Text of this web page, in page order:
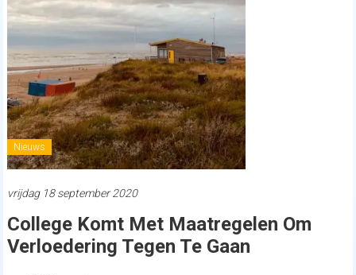
Nieuws
vrijdag 18 september 2020
College Komt Met Maatregelen Om
Verloedering Tegen Te Gaan